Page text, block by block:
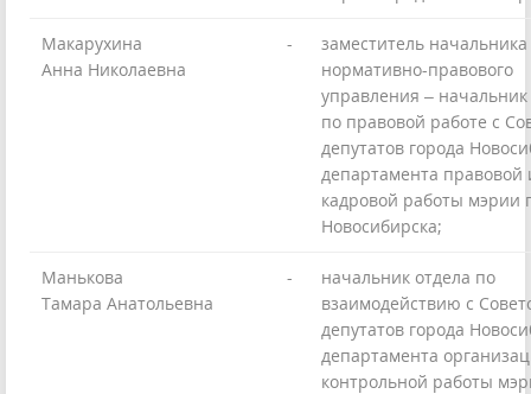
Макарухина
Анна Николаевна
-
заместитель начальника
нормативно-правового
управления – начальник
по правовой работе с
депутатов города
департамента правовой
кадровой работы мэрии
Новосибирска;
Манькова
Тамара Анатольевна
-
начальник отдела по
взаимодействию с
депутатов города
департамента
контрольной работы